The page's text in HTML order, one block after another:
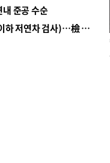
준공 수순
■ 검사 신분 버리고 직급하향(10년 이하 저연차 검사)…檢 중수청행 기피